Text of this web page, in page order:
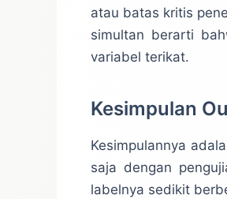
atau batas kritis
simultan berarti
variabel terikat.
Kesimpulan
Kesimpulannya
saja dengan
labelnya sedikit